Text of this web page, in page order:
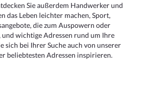
Sie außerdem Handwerker und
das Leben leichter machen, Sport,
die zum Auspowern oder
und wichtige Adressen rund um Ihre
sich bei Ihrer Suche auch von unserer
beliebtesten Adressen inspirieren.